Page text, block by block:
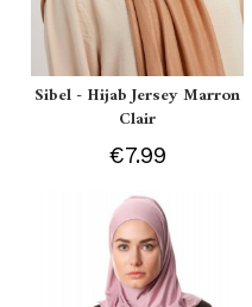
Sibel - Hijab Jersey Marron
Clair
€7.99